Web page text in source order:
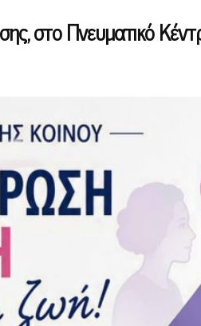
στο Πνευματικό